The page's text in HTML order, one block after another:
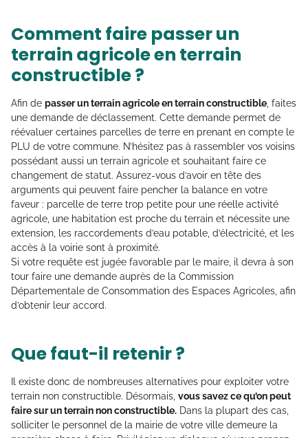
Comment faire passer un
terrain agricole en terrain
constructible ?
Afin de passer un terrain agricole en terrain constructible , faites
une demande de déclassement. Cette demande permet de
réévaluer certaines parcelles de terre en prenant en compte le
PLU de votre commune. N’hésitez pas à rassembler vos voisins
possédant aussi un terrain agricole et souhaitant faire ce
changement de statut. Assurez-vous d’avoir en tête des
arguments qui peuvent faire pencher la balance en votre
faveur : parcelle de terre trop petite pour une réelle activité
agricole, une habitation est proche du terrain et nécessite une
extension, les raccordements d’eau potable, d’électricité, et les
accès à la voirie sont à proximité.
Si votre requête est jugée favorable par le maire, il devra à son
tour faire une demande auprès de la Commission
Départementale de Consommation des Espaces Agricoles, afin
d’obtenir leur accord.
Que faut-il retenir ?
Il existe donc de nombreuses alternatives pour exploiter votre
terrain non constructible. Désormais, vous savez ce qu’on peut
faire sur un terrain non constructible. Dans la plupart des cas,
solliciter le personnel de la mairie de votre ville demeure la